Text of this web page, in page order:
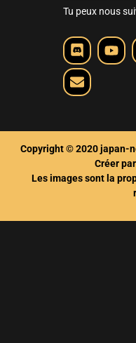
Tu peux nous
Copyright © 2020 japan-
Créer par
Les images sont la